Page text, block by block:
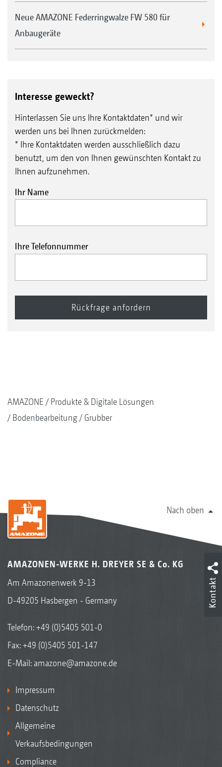
Neue AMAZONE Federringwalze FW 580 für
Anbaugeräte
Interesse geweckt?
Hinterlassen Sie uns Ihre Kontaktdaten* und wir
werden uns bei Ihnen zurückmelden:
* Ihre Kontaktdaten werden ausschließlich dazu
benutzt, um den von Ihnen gewünschten Kontakt zu
Ihnen aufzunehmen.
Ihr Name
Ihre Telefonnummer
AMAZONE
Produkte & Digitale Lösungen
Bodenbearbeitung
Grubber
Nach oben
AMAZONEN-WERKE H. DREYER SE & Co. KG
Am Amazonenwerk 9-13
D-49205 Hasbergen - Germany
Telefon:+49 (0)5405 501-0
Fax: +49 (0)5405 501-147
E-Mail: amazone@amazone.de
Impressum
Datenschutz
Allgemeine
Verkaufsbedingungen
Compliance
Kontakt